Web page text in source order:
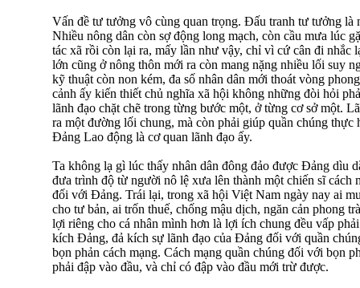
Vấn đề tư tưởng vô cùng quan trọng. Đấu tranh tư tưởng là
Nhiều nông dân còn sợ động long mạch, còn cầu mưa lúc
tác xã rồi còn lại ra, mấy lần như vậy, chỉ vì cứ cân đi nhắc
lớn cũng ở nông thôn mới ra còn mang nặng nhiều lối suy
kỹ thuật còn non kém, đa số nhân dân mới thoát vòng
cảnh ấy kiến thiết chủ nghĩa xã hội không những đòi hỏi
lãnh đạo chặt chẽ trong từng bước một, ở từng cơ sở một.
ra một đường lối chung, mà còn phải giúp quần chúng thực
Đảng Lao động là cơ quan lãnh đạo ấy.
Ta không lạ gì lúc thấy nhân dân đông đảo được Đảng dìu
đưa trình độ từ người nô lệ xưa lên thành một chiến sĩ cách
đối với Đảng. Trái lại, trong xã hội Việt Nam ngày nay ai
cho tư bản, ai trốn thuế, chống mậu dịch, ngăn cản phong
lợi riêng cho cá nhân mình hơn là lợi ích chung đều vấp
kích Đảng, đả kích sự lãnh đạo của Đảng đối với quần
bọn phản cách mạng. Cách mạng quần chúng đối với bọn
phải đập vào đầu, và chỉ có đập vào đầu mới trừ được.